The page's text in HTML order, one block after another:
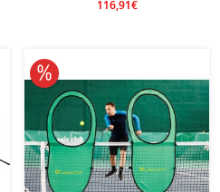
116,91€
10% reduziert